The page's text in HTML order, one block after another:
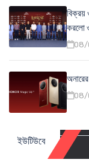
বিক্রয়
করলো
08/
08/
ইউটিউবে